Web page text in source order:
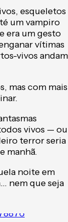
esqueletos
um vampiro
era um gesto
vítimas
vivos andam
mas com mais
vivos — ou
terror seria
manhã.
noite em
nem que seja